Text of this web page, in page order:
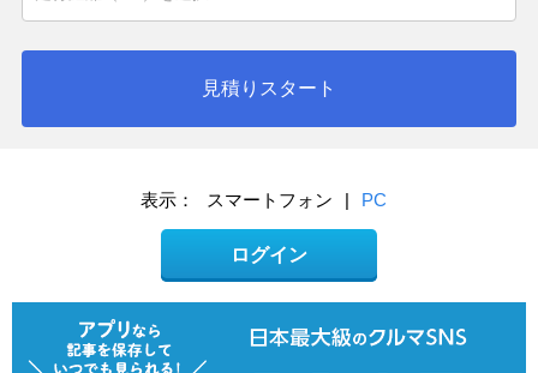
見積りスタート
表示： スマートフォン PC
ログイン